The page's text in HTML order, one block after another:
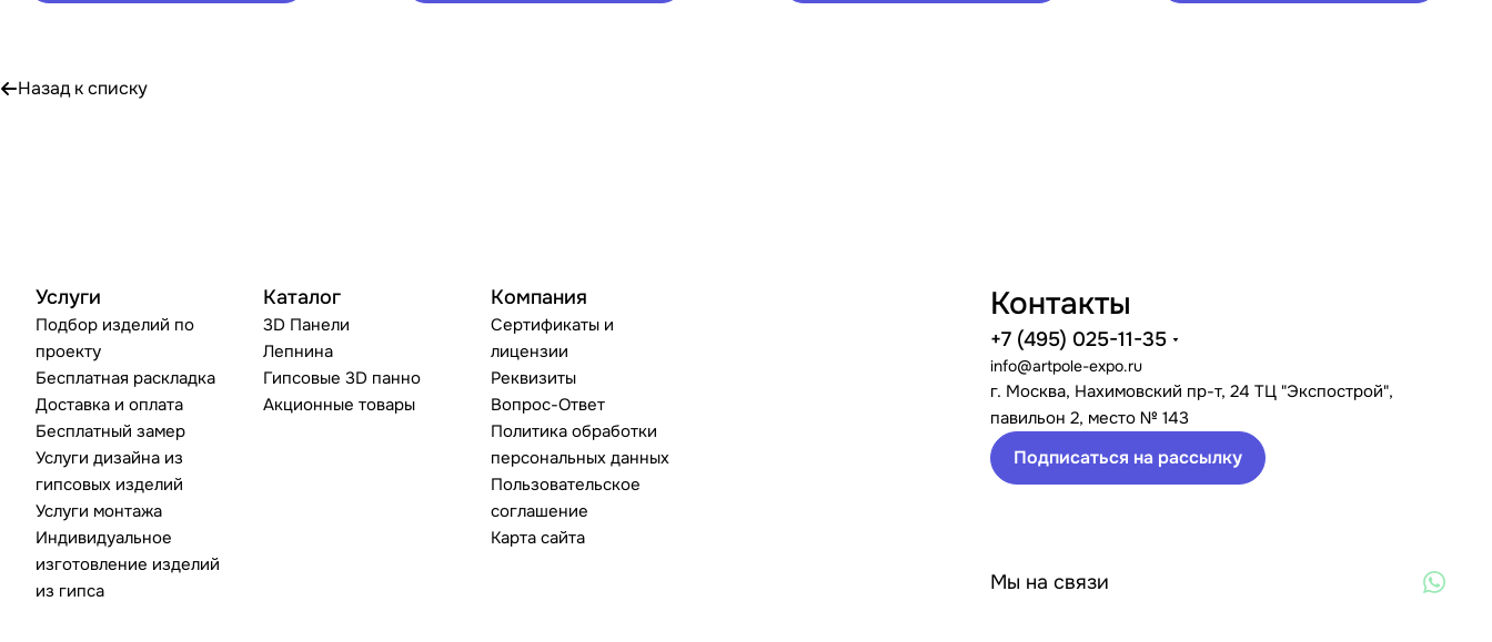
Назад к списку
Услуги
Подбор изделий по
проекту
Бесплатная раскладка
Доставка и оплата
Бесплатный замер
Услуги дизайна из
гипсовых изделий
Услуги монтажа
Индивидуальное
изготовление изделий
из гипса
Каталог
3D Панели
Лепнина
Гипсовые 3D панно
Акционные товары
Компания
Сертификаты и
лицензии
Реквизиты
Вопрос-Ответ
Политика обработки
персональных данных
Пользовательское
соглашение
Карта сайта
Контакты
+7 (495) 025-11-35
info@artpole-expo.ru
г. Москва, Нахимовский пр-т, 24 ТЦ "Экспострой",
павильон 2, место № 143
Подписаться на рассылку
Мы на связи